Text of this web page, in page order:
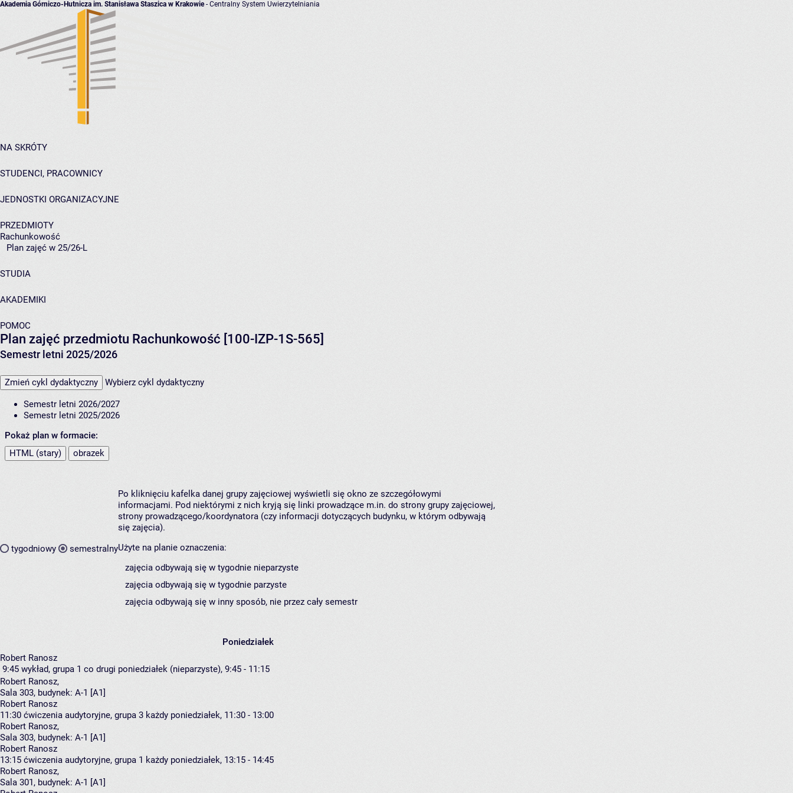
Akademia Górniczo-Hutnicza im. Stanisława Staszica w Krakowie- Centralny System Uwierzytelniania
NA SKRÓTY
STUDENCI, PRACOWNICY
JEDNOSTKI ORGANIZACYJNE
PRZEDMIOTY
Rachunkowość
Plan zajęć w 25/26-L
STUDIA
AKADEMIKI
POMOC
Plan zajęć przedmiotu Rachunkowość [100-IZP-1S-565]
Semestr letni 2025/2026
Zmień cykl dydaktyczny Wybierz cykl dydaktyczny
Semestr letni 2026/2027
Semestr letni 2025/2026
Pokaż plan w formacie:
HTML (stary)
obrazek
tygodniowy semestralny
Po kliknięciu kafelka danej grupy zajęciowej wyświetli się okno ze szczegółowymi
informacjami. Pod niektórymi z nich kryją się linki prowadzące m.in. do strony grupy zajęciowej,
strony prowadzącego/koordynatora (czy informacji dotyczących budynku, w którym odbywają
się zajęcia).
Użyte na planie oznaczenia:
zajęcia odbywają się w tygodnie nieparzyste
zajęcia odbywają się w tygodnie parzyste
zajęcia odbywają się w inny sposób, nie przez cały semestr
Poniedziałek
Robert Ranosz
9:45 wykład, grupa 1 co drugi poniedziałek (nieparzyste), 9:45 - 11:15
Robert Ranosz,
Sala 303, budynek: A-1 [A1]
Robert Ranosz
11:30 ćwiczenia audytoryjne, grupa 3 każdy poniedziałek, 11:30 - 13:00
Robert Ranosz,
Sala 303, budynek: A-1 [A1]
Robert Ranosz
13:15 ćwiczenia audytoryjne, grupa 1 każdy poniedziałek, 13:15 - 14:45
Robert Ranosz,
Sala 301, budynek: A-1 [A1]